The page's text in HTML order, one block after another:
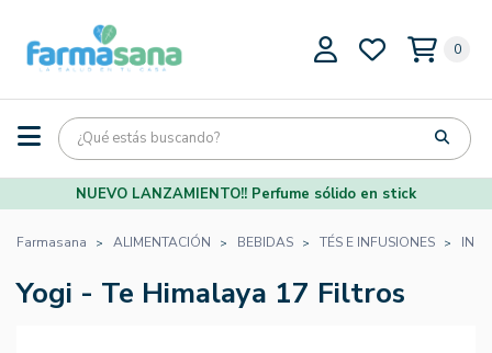
0
NUEVO LANZAMIENTO!! Perfume sólido en stick
Farmasana ALIMENTACIÓN BEBIDAS TÉS E INFUSIONES
Yogi - Te Himalaya 17 Filtros